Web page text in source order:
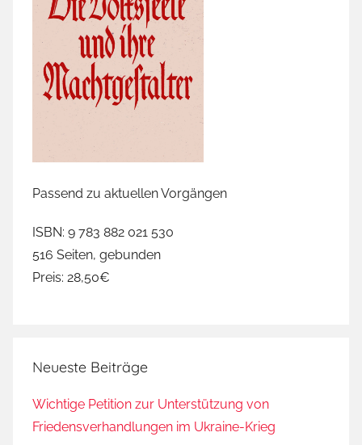
Passend zu aktuellen Vorgängen
ISBN: 9 783 882 021 530
516 Seiten, gebunden
Preis: 28,50€
Neueste Beiträge
Wichtige Petition zur Unterstützung von
Friedensverhandlungen im Ukraine-Krieg